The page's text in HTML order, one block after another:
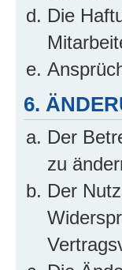
Die
6.
Der
zu
Der